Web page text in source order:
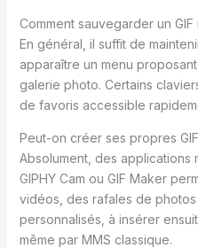
Comment sauvegarder un
En général, il suffit de
apparaître un menu
galerie photo. Certains
de favoris accessible
Peut-on créer ses propres
Absolument, des
GIPHY Cam ou GIF Maker
vidéos, des rafales de
personnalisés, à insérer
même par MMS classique.